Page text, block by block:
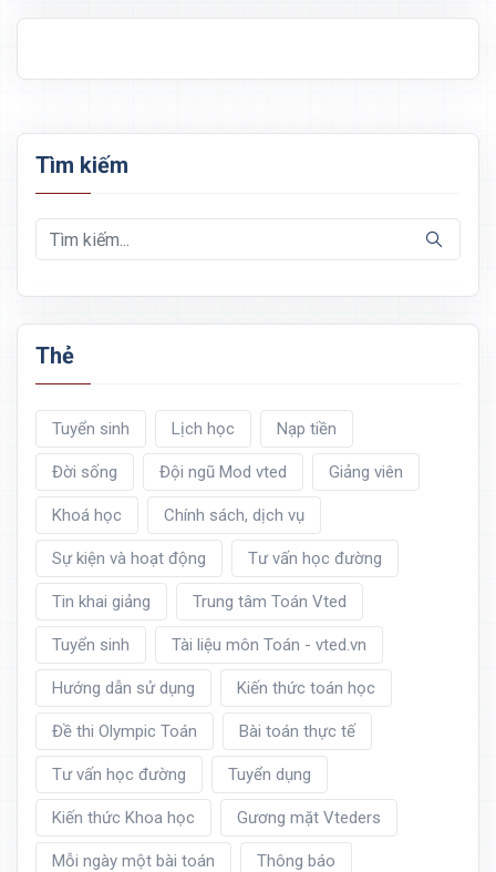
Tìm kiếm
Thẻ
Tuyển sinh Lịch học Nạp tiền
Đời sống Đội ngũ Mod vted Giảng viên
Khoá học Chính sách, dịch vụ
Sự kiện và hoạt động Tư vấn học đường
Tin khai giảng Trung tâm Toán Vted
Tuyển sinh Tài liệu môn Toán - vted.vn
Hướng dẫn sử dụng Kiến thức toán học
Đề thi Olympic Toán Bài toán thực tế
Tư vấn học đường Tuyển dụng
Kiến thức Khoa học Gương mặt Vteders
Mỗi ngày một bài toán Thông báo